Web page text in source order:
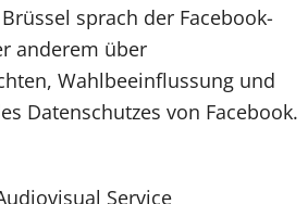
sprach der Facebook-
anderem über
Wahlbeeinflussung und
Datenschutzes von Facebook.
Service